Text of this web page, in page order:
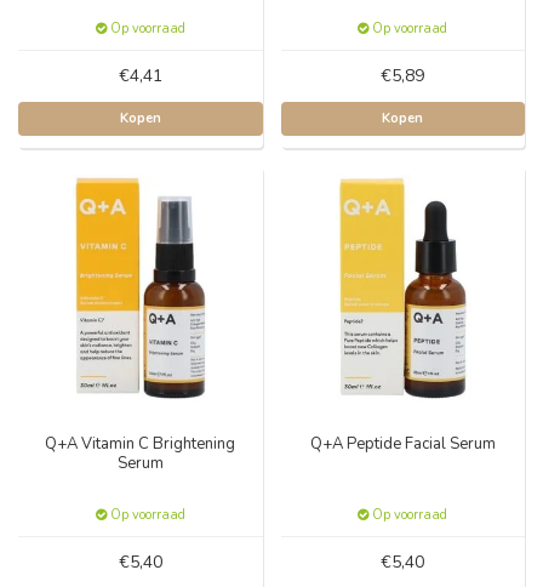
Op voorraad
€4,41
Kopen
Op voorraad
€5,89
Kopen
Q+A Vitamin C Brightening
Serum
Op voorraad
€5,40
Q+A Peptide Facial Serum
Op voorraad
€5,40